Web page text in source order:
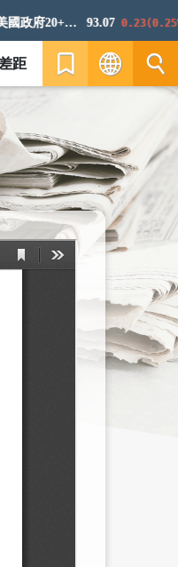
ICE美國政府20+年期債券指數 93.07 0.23(0.25%)
距
EN